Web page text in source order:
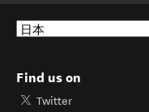
Find us on
Twitter